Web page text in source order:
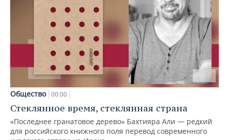
Общество 00:00
Стеклянное время, стеклянная страна
«Последнее гранатовое дерево» Бахтияра Али — редкий
для российского книжного поля перевод современного